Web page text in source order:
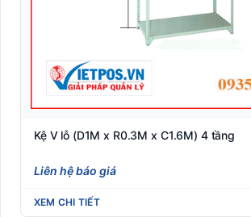
Nhãn Dymo compatible (LabelWriter/4XL)
Nhãn Shipping vận chuyển quốc tế (DHL/
Kệ V lỗ (D1M x R0.3M x C1.6M) 4 tầng
Liên hệ báo giá
XEM CHI TIẾT